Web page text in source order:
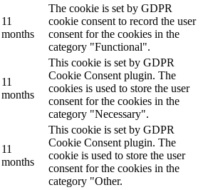
11
months
The cookie is set by GDPR
cookie consent to record the user
consent for the cookies in the
category "Functional".
11
months
This cookie is set by GDPR
Cookie Consent plugin. The
cookies is used to store the user
consent for the cookies in the
category "Necessary".
11
months
This cookie is set by GDPR
Cookie Consent plugin. The
cookie is used to store the user
consent for the cookies in the
category "Other.